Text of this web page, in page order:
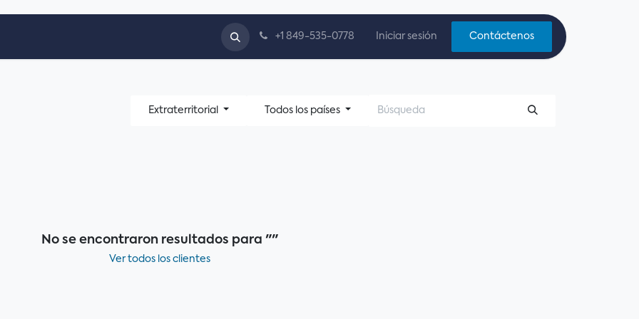
+1 849-535-0778 Iniciar sesión Contáctenos
Extraterritorial Todos los países
No se encontraron resultados para ""
Ver todos los clientes